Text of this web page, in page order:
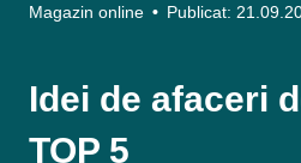
Magazin online • Publicat:
Idei de afaceri
TOP 5